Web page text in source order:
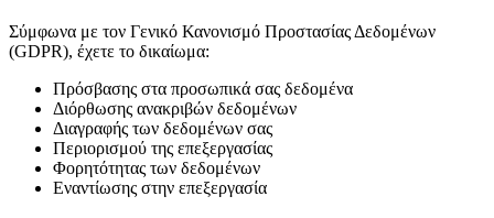
Σύμφωνα με τον Γενικό Κανονισμό Προστασίας Δεδομένων
(GDPR), έχετε το δικαίωμα:
Πρόσβασης στα προσωπικά σας δεδομένα
Διόρθωσης ανακριβών δεδομένων
Διαγραφής των δεδομένων σας
Περιορισμού της επεξεργασίας
Φορητότητας των δεδομένων
Εναντίωσης στην επεξεργασία